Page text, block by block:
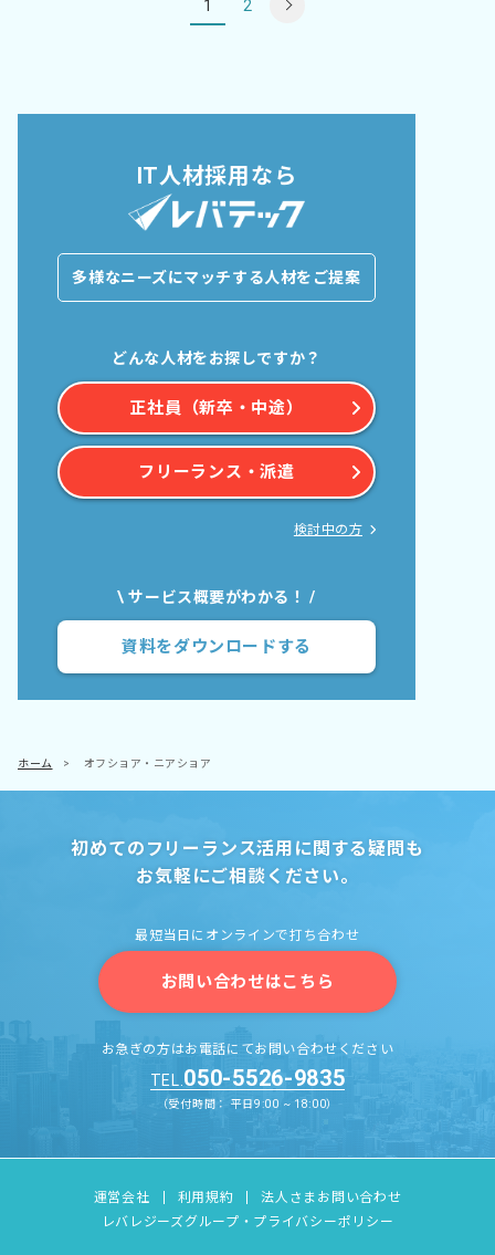
1 2
IT人材採用なら
多様なニーズにマッチする人材をご提案
どんな人材をお探しですか？
正社員（新卒・中途）
フリーランス・派遣
検討中の方
\ サービス概要がわかる！ /
資料をダウンロードする
ホーム > オフショア・ニアショア
初めてのフリーランス活用に関する疑問も
お気軽にご相談ください。
最短当日にオンラインで打ち合わせ
お問い合わせはこちら
お急ぎの方はお電話にてお問い合わせください
TEL. 050-5526-9835
（受付時間： 平日9:00 ~ 18:00）
運営会社 利用規約
法人さまお問い合わせ
レバレジーズグループ・プライバシーポリシー